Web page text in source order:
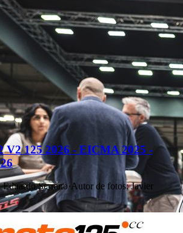
V2 125 2026 - EICMA 2025 -
Eduardo Serrano·Autor de fotos: Javier